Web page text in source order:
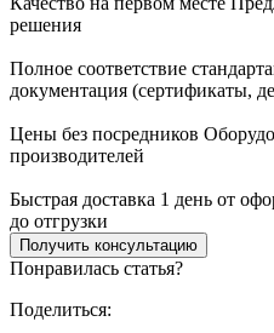
решения
Полное соответствие
документация (сертификаты,
Цены без посредников
производителей
Быстрая доставка 1 день от
до отгрузки
Получить консультацию
Понравилась статья?
Поделиться: